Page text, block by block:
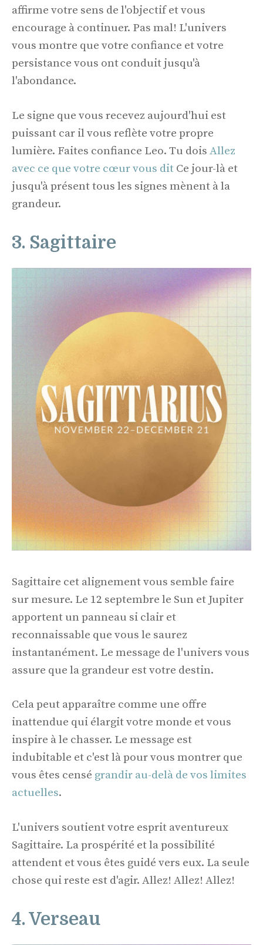
affirme votre sens de l'objectif et vous
encourage à continuer. Pas mal! L'univers
vous montre que votre confiance et votre
persistance vous ont conduit jusqu'à
l'abondance.
Le signe que vous recevez aujourd'hui est
puissant car il vous reflète votre propre
lumière. Faites confiance Leo. Tu dois Allez
avec ce que votre cœur vous dit Ce jour-là et
jusqu'à présent tous les signes mènent à la
grandeur.
3. Sagittaire
Sagittaire cet alignement vous semble faire
sur mesure. Le 12 septembre le Sun et Jupiter
apportent un panneau si clair et
reconnaissable que vous le saurez
instantanément. Le message de l'univers vous
assure que la grandeur est votre destin.
Cela peut apparaître comme une offre
inattendue qui élargit votre monde et vous
inspire à le chasser. Le message est
indubitable et c'est là pour vous montrer que
vous êtes censé grandir au-delà de vos limites
actuelles.
L'univers soutient votre esprit aventureux
Sagittaire. La prospérité et la possibilité
attendent et vous êtes guidé vers eux. La seule
chose qui reste est d'agir. Allez! Allez! Allez!
4. Verseau